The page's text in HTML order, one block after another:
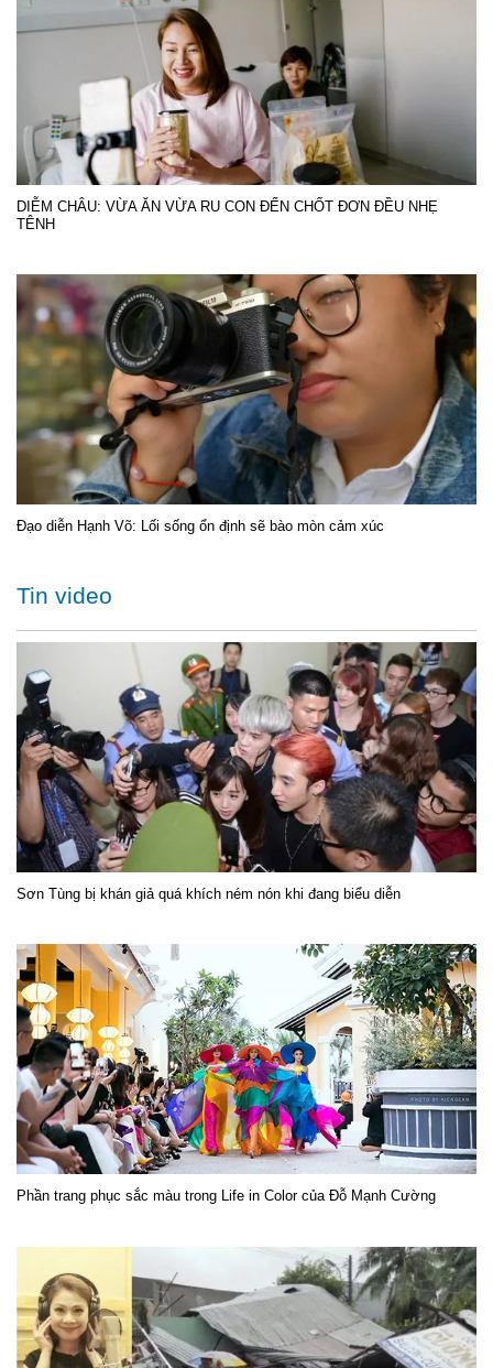
DIỄM CHÂU: VỪA ĂN VỪA RU CON ĐẾN CHỐT ĐƠN ĐỀU NHẸ
TÊNH
Đạo diễn Hạnh Võ: Lối sống ổn định sẽ bào mòn cảm xúc
Tin video
Sơn Tùng bị khán giả quá khích ném nón khi đang biểu diễn
Phần trang phục sắc màu trong Life in Color của Đỗ Mạnh Cường